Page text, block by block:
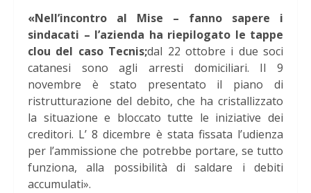
«Nell’incontro al Mise – fanno sapere i
sindacati – l’azienda ha riepilogato le tappe
clou del caso Tecnis;dal 22 ottobre i due soci
catanesi sono agli arresti domiciliari. Il 9
novembre è stato presentato il piano di
ristrutturazione del debito, che ha cristallizzato
la situazione e bloccato tutte le iniziative dei
creditori. L’ 8 dicembre è stata fissata l’udienza
per l’ammissione che potrebbe portare, se tutto
funziona, alla possibilità di saldare i debiti
accumulati».